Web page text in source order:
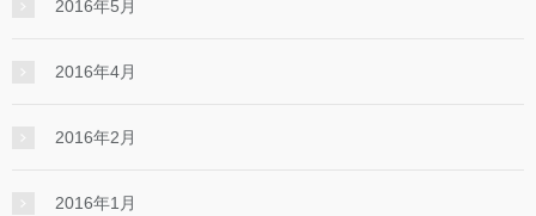
2016年5月
2016年4月
2016年2月
2016年1月